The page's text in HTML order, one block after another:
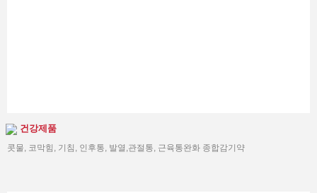
건강제품
콧물, 코막힘, 기침, 인후통, 발열,관절통, 근육통완화 종합감기약